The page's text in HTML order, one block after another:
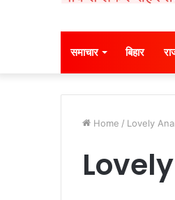
समाचार बिहार
Home / Lovely